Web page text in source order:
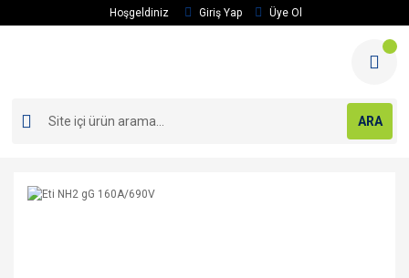
Hoşgeldiniz Giriş Yap Üye Ol
ARA